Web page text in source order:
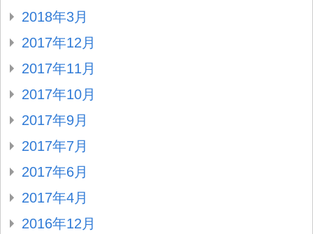
2018年3月
2017年12月
2017年11月
2017年10月
2017年9月
2017年7月
2017年6月
2017年4月
2016年12月